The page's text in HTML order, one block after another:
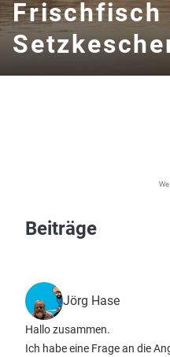
Frischfisch
Beiträge
Jörg Hase
Hallo zusammen.
Ich habe eine Frage an die